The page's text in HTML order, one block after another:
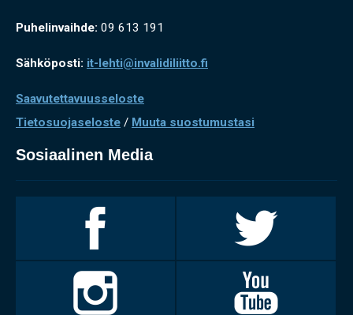
Puhelinvaihde: 09 613 191
Sähköposti: it-lehti@invalidiliitto.fi
Saavutettavuusseloste
Tietosuojaseloste / Muuta suostumustasi
Sosiaalinen Media
Facebookissa
Twitterissä
Invalidiliitto
Instagramissa
Youtubessa